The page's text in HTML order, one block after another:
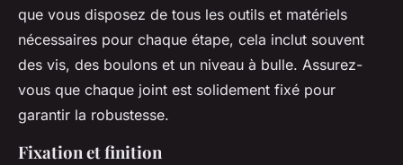
que vous disposez de tous les outils et matériels
nécessaires pour chaque étape, cela inclut souvent
des vis, des boulons et un niveau à bulle. Assurez-
vous que chaque joint est solidement fixé pour
garantir la robustesse.
Fixation et finition